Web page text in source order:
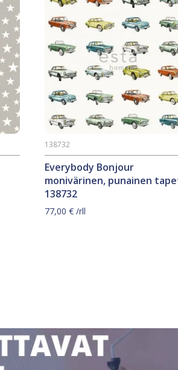
Everybody Bonjour
monivärinen, punainen
138732
138732
77,00€ /rll